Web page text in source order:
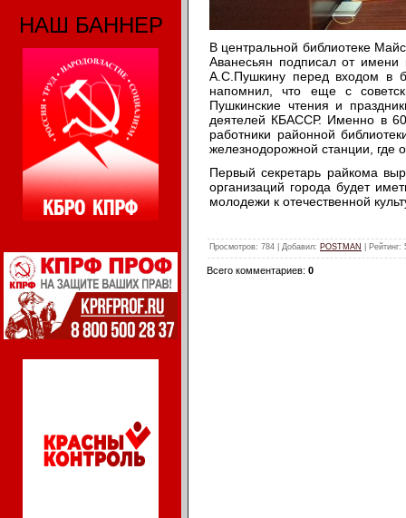
НАШ БАННЕР
В центральной библиотеке
Аванесьян подписал от имени
А.С.Пушкину перед входом в
напомнил, что еще с
Пушкинские чтения и
деятелей КБАССР. Именно в
работники районной
железнодорожной станции, где
Первый секретарь райкома
организаций города будет
молодежи к отечественной
Просмотров: 784 | Добавил: POSTMAN Рейтинг:
Всего комментариев: 0